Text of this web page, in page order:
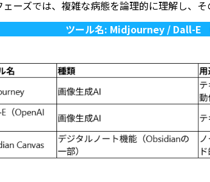
ェーズでは、複雑な病態を論理的に理解し、
ツール名: Midjourney / Dall-E